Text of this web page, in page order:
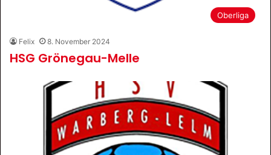
Oberliga
Felix 8. November 2024
HSG Grönegau-Melle